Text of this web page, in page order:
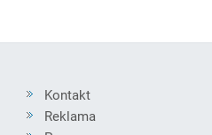
Kontakt
Reklama